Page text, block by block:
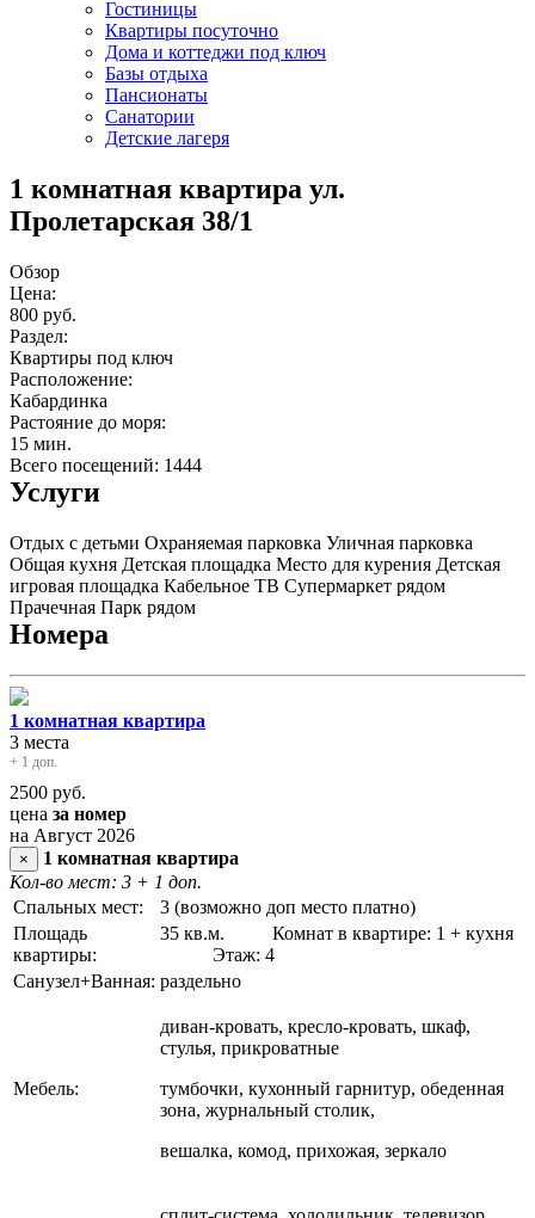
Гостиницы
Квартиры посуточно
Дома и коттеджи под ключ
Базы отдыха
Пансионаты
Санатории
Детские лагеря
1 комнатная квартира ул.
Пролетарская 38/1
Обзор
Цена:
800 руб.
Раздел:
Квартиры под ключ
Расположение:
Кабардинка
Растояние до моря:
15 мин.
Всего посещений: 1444
Услуги
Отдых с детьми Охраняемая парковка Уличная парковка
Общая кухня Детская площадка Место для курения Детская
игровая площадка Кабельное ТВ Супермаркет рядом
Прачечная Парк рядом
Номера
1 комнатная квартира
3 места
+ 1 доп.
2500 руб.
цена за номер
на Август 2026
×
1 комнатная квартира
Кол-во мест: 3 + 1 доп.
Спальных мест:
3 (возможно доп место платно)
Площадь
квартиры:
35 кв.м. Комнат в квартире: 1 + кухня
Этаж: 4
Санузел+Ванная: раздельно
Мебель:
диван-кровать, кресло-кровать, шкаф,
стулья, прикроватные
тумбочки, кухонный гарнитур, обеденная
зона, журнальный столик,
вешалка, комод, прихожая, зеркало